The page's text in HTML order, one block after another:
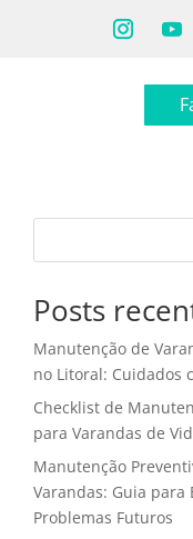
Posts
Manutenção de
no Litoral: Cuidados
Checklist de
para Varandas de
Manutenção
Varandas: Guia para
Problemas Futuros